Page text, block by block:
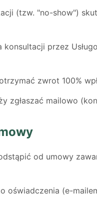
(tzw. "no-show")
konsultacji przez
zwrot 100%
zgłaszać mailowo
od umowy
oświadczenia (e-